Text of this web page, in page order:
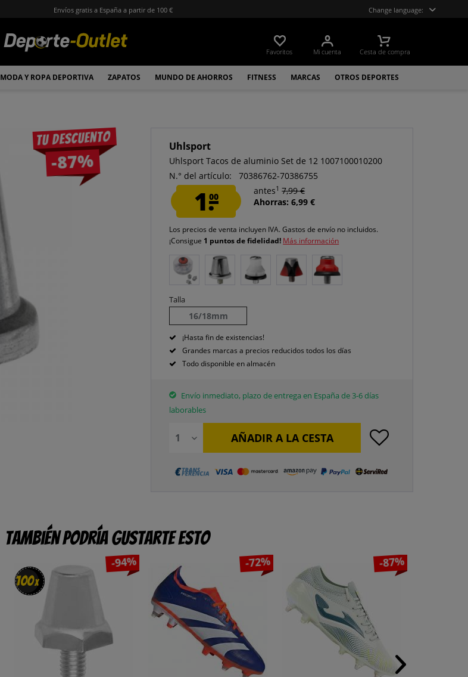
Envíos gratis a España a partir de 100 € Change language:
Favoritos Mi cuenta Cesta de compra
MODA Y ROPA DEPORTIVA ZAPATOS MUNDO DE AHORROS FITNESS MARCAS OTROS DEPORTES
Tu descuento
-87%
Uhlsport
Uhlsport Tacos de aluminio Set de 12 1007100010200
N.° del artículo:
70386762-70386755
1.00
antes1 7,99 €
Ahorras: 6,99 €
Los precios de venta incluyen IVA.Gastos de envío no incluidos.
¡Consigue 1 puntos de fidelidad! Más información
Talla
16/18mm
¡Hasta fin de existencias!
Grandes marcas a precios reducidos todos los días
Todo disponible en almacén
Envío inmediato, plazo de entrega en España de 3-6 días
laborables
AÑADIR A LA CESTA
También podría gustarte esto
100x
100x
-94% -72% -87%